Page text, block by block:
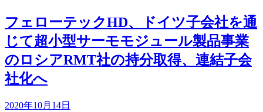
フェローテックHD、ドイツ子会社を通
じて超小型サーモモジュール製品事業
のロシアRMT社の持分取得、連結子会
社化へ
2020年10月14日